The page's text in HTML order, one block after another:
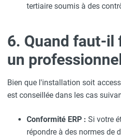
tertiaire soumis à des
6. Quand faut-il
un
Bien que l'installation soit
est conseillée dans les cas
Conformité ERP : Si votre
répondre à des normes de